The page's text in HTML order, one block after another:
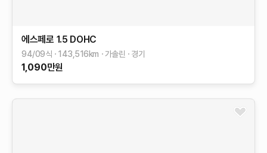
에스페로 1.5 DOHC
94/09식 143,516km 가솔린 경기
1,090만원